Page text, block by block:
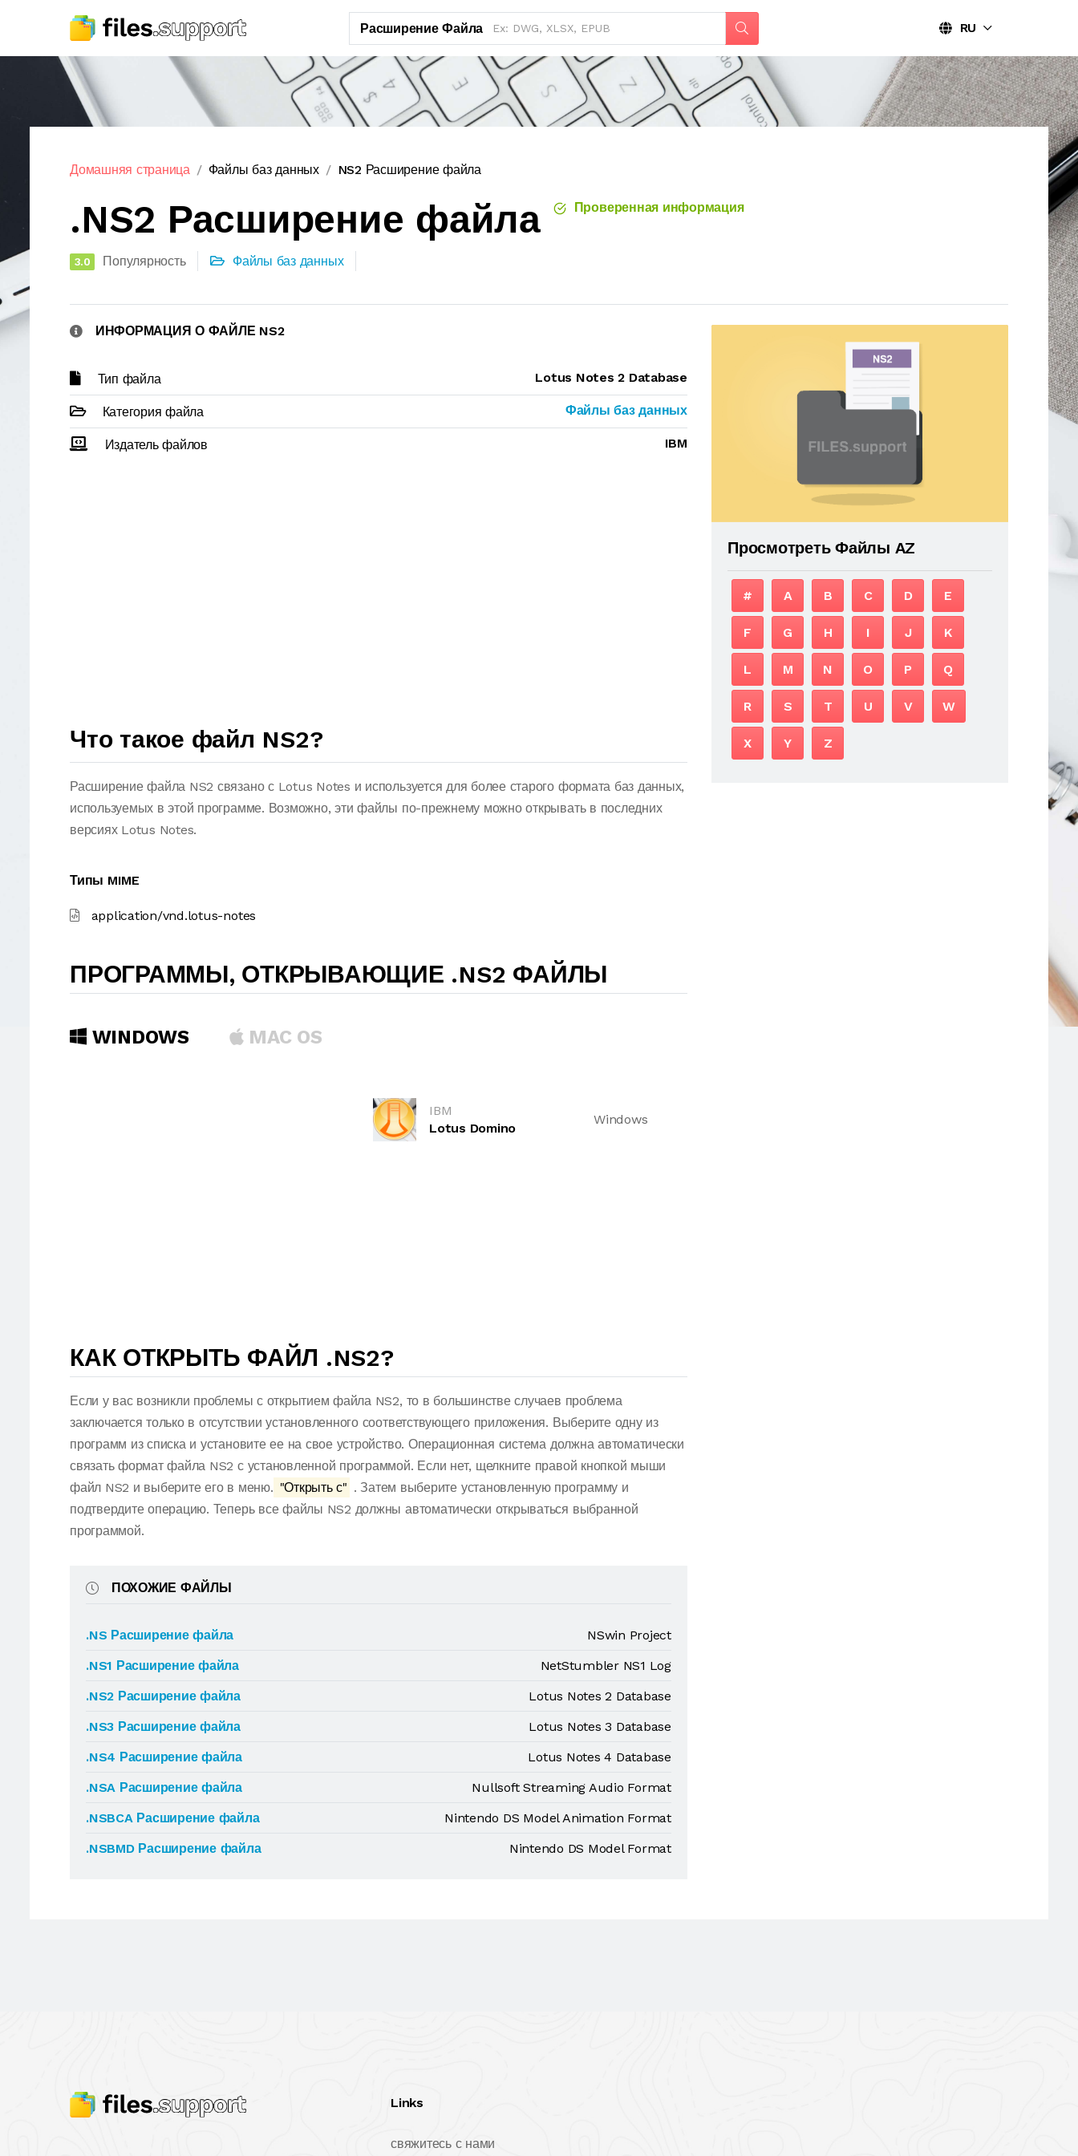
Расширение Файла RU
Домашняя страница Файлы баз данных NS2 Расширение файла
.NS2 Расширение файла Проверенная информация
3.0 Популярность Файлы баз данных
ИНФОРМАЦИЯ О ФАЙЛЕ NS2
Тип файла Lotus Notes 2 Database
Категория файла Файлы баз данных
Издатель файлов IBM
Что такое файл NS2?
Расширение файла NS2 связано с Lotus Notes и используется для более старого формата баз данных,
используемых в этой программе. Возможно, эти файлы по-прежнему можно открывать в последних
версиях Lotus Notes.
Типы MIME
application/vnd.lotus-notes
ПРОГРАММЫ, ОТКРЫВАЮЩИЕ .NS2 ФАЙЛЫ
WINDOWS MAC OS
IBM
Lotus Domino
Windows
КАК ОТКРЫТЬ ФАЙЛ .NS2?
Если у вас возникли проблемы с открытием файла NS2, то в большинстве случаев проблема
заключается только в отсутствии установленного соответствующего приложения. Выберите одну из
программ из списка и установите ее на свое устройство. Операционная система должна автоматически
связать формат файла NS2 с установленной программой. Если нет, щелкните правой кнопкой мыши
файл NS2 и выберите его в меню. "Открыть с" . Затем выберите установленную программу и
подтвердите операцию. Теперь все файлы NS2 должны автоматически открываться выбранной
программой.
ПОХОЖИЕ ФАЙЛЫ
.NS Расширение файла
NSwin Project
.NS1 Расширение файла
NetStumbler NS1 Log
.NS2 Расширение файла
Lotus Notes 2 Database
.NS3 Расширение файла
Lotus Notes 3 Database
.NS4 Расширение файла
Lotus Notes 4 Database
.NSA Расширение файла
Nullsoft Streaming Audio Format
.NSBCA Расширение файла
Nintendo DS Model Animation Format
.NSBMD Расширение файла
Nintendo DS Model Format
Просмотреть Файлы AZ
# A B C D E
F G H I J K
L M N O P Q
R S T U V W
X Y Z
Links
свяжитесь с нами